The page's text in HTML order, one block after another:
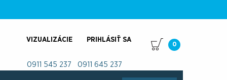
VIZUALIZÁCIE PRIHLÁSIŤ SA
0
0911 545 237 0911 645 237